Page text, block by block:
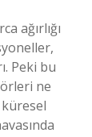
ağırlığı
Peki bu
ne